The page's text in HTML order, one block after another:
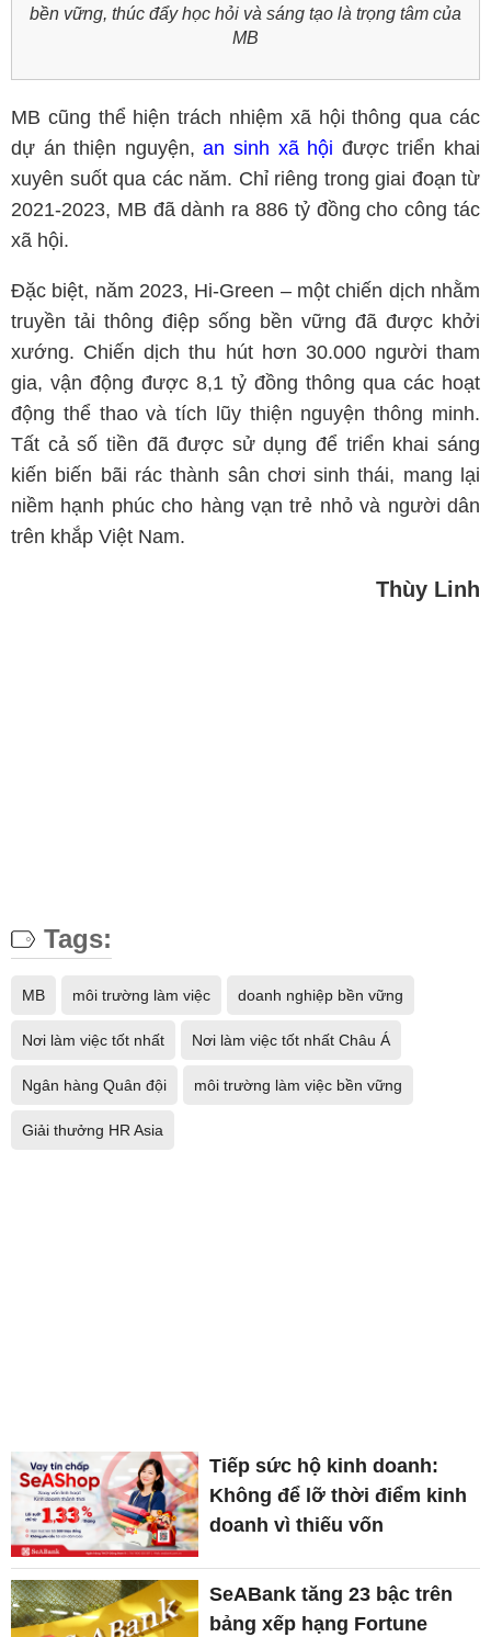
bền vững, thúc đẩy học hỏi và sáng tạo là trọng tâm của
MB
MB cũng thể hiện trách nhiệm xã hội thông qua các
dự án thiện nguyện,an sinh xã hội được triển khai
xuyên suốt qua các năm. Chỉ riêng trong giai đoạn từ
2021-2023, MB đã dành ra 886 tỷ đồng cho công tác
xã hội.
Đặc biệt, năm 2023, Hi-Green – một chiến dịch nhằm
truyền tải thông điệp sống bền vững đã được khởi
xướng. Chiến dịch thu hút hơn 30.000 người tham
gia, vận động được 8,1 tỷ đồng thông qua các hoạt
động thể thao và tích lũy thiện nguyện thông minh.
Tất cả số tiền đã được sử dụng để triển khai sáng
kiến biến bãi rác thành sân chơi sinh thái, mang lại
niềm hạnh phúc cho hàng vạn trẻ nhỏ và người dân
trên khắp Việt Nam.
Thùy Linh
Tags:
MB môi trường làm việc doanh nghiệp bền vững
Nơi làm việc tốt nhất Nơi làm việc tốt nhất Châu Á
Ngân hàng Quân đội môi trường làm việc bền vững
Giải thưởng HR Asia
Tiếp sức hộ kinh doanh:
Không để lỡ thời điểm kinh
doanh vì thiếu vốn
SeABank tăng 23 bậc trên
bảng xếp hạng Fortune